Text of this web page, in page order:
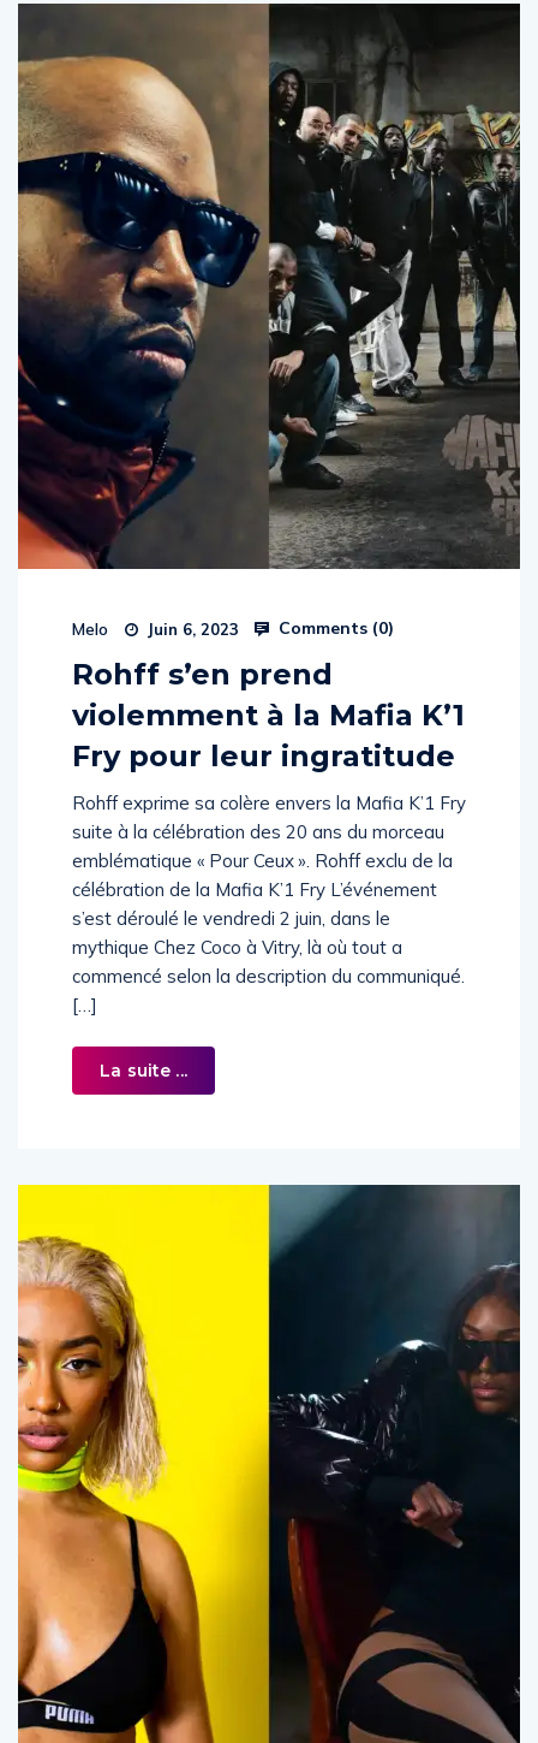
Melo Juin 6, 2023 Comments (0)
Rohff s’en prend
violemment à la Mafia K’1
Fry pour leur ingratitude
Rohff exprime sa colère envers la Mafia K’1 Fry
suite à la célébration des 20 ans du morceau
emblématique « Pour Ceux ». Rohff exclu de la
célébration de la Mafia K’1 Fry L’événement
s’est déroulé le vendredi 2 juin, dans le
mythique Chez Coco à Vitry, là où tout a
commencé selon la description du communiqué.
[…]
La suite ...